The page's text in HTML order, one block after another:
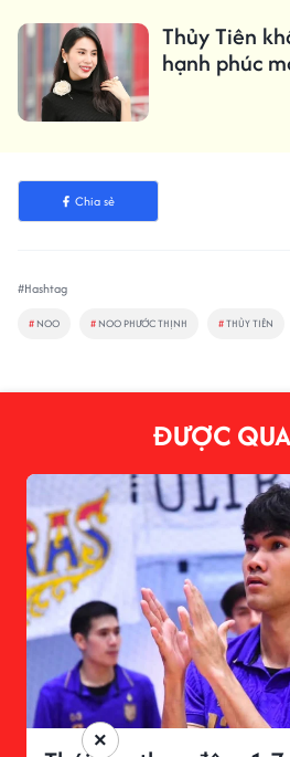
Thủy Tiên
hạnh phúc
Chia sẻ
#Hashtag
# NOO # NOO PHƯỚC THỊNH #THỦY TIÊN
ĐƯỢC
×